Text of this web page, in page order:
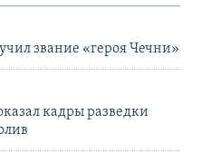
звание «героя Чечни»
кадры разведки